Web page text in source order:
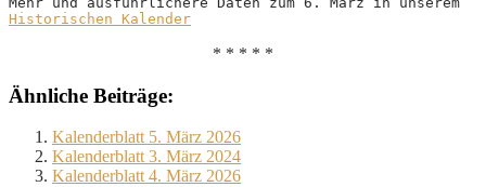
Historischen Kalender
* * * * *
Ähnliche Beiträge:
Kalenderblatt 5. März 2026
Kalenderblatt 3. März 2024
Kalenderblatt 4. März 2026